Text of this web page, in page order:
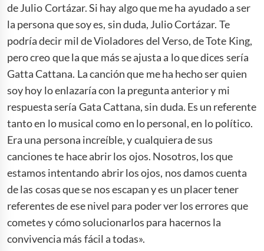
de Julio Cortázar. Si hay algo que me ha ayudado a ser
la persona que soy es, sin duda, Julio Cortázar. Te
podría decir mil de Violadores del Verso, de Tote King,
pero creo que la que más se ajusta a lo que dices sería
Gatta Cattana. La canción que me ha hecho ser quien
soy hoy lo enlazaría con la pregunta anterior y mi
respuesta sería Gata Cattana, sin duda. Es un referente
tanto en lo musical como en lo personal, en lo político.
Era una persona increíble, y cualquiera de sus
canciones te hace abrir los ojos. Nosotros, los que
estamos intentando abrir los ojos, nos damos cuenta
de las cosas que se nos escapan y es un placer tener
referentes de ese nivel para poder ver los errores que
cometes y cómo solucionarlos para hacernos la
convivencia más fácil a todas».